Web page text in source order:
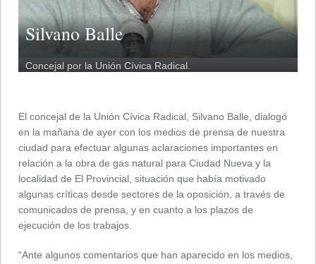
Silvano Balle
Concejal por la Unión Cívica Radical.
El concejal de la Unión Cívica Radical, Silvano Balle, dialogó
en la mañana de ayer con los medios de prensa de nuestra
ciudad para efectuar algunas aclaraciones importantes en
relación a la obra de gas natural para Ciudad Nueva y la
localidad de El Provincial, situación que había motivado
algunas críticas desde sectores de la oposición, a través de
comunicados de prensa, y en cuanto a los plazos de
ejecución de los trabajos.
“Ante algunos comentarios que han aparecido en los medios,